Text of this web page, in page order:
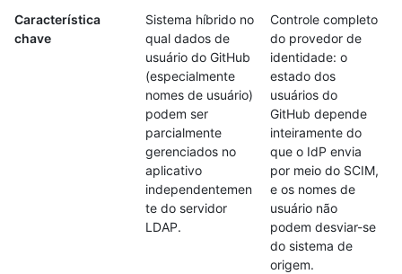
Característica
chave
Sistema híbrido no
qual dados de
usuário do GitHub
(especialmente
nomes de usuário)
podem ser
parcialmente
gerenciados no
aplicativo
independentemen
te do servidor
LDAP.
Controle completo
do provedor de
identidade: o
estado dos
usuários do
GitHub depende
inteiramente do
que o IdP envia
por meio do SCIM,
e os nomes de
usuário não
podem desviar-se
do sistema de
origem.